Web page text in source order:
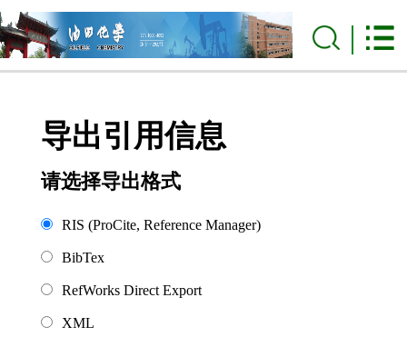
导出引用信息
请选择导出格式
RIS (ProCite, Reference Manager)
BibTex
RefWorks Direct Export
XML